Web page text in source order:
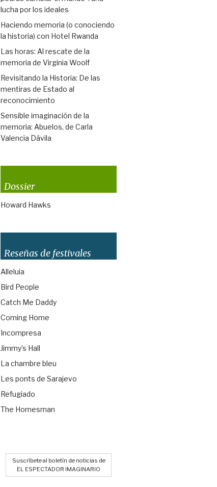
lucha por los ideales
Haciendo memoria (o conociendo
la historia) con Hotel Rwanda
Las horas: Al rescate de la
memoria de Virginia Woolf
Revisitando la Historia: De las
mentiras de Estado al
reconocimiento
Sensible imaginación de la
memoria: Abuelos, de Carla
Valencia Dávila
Dossier
Howard Hawks
Reseñas de festivales
Alleluia
Bird People
Catch Me Daddy
Coming Home
Incompresa
Jimmy’s Hall
La chambre bleu
Les ponts de Sarajevo
Refugiado
The Homesman
Suscríbete al boletín de noticias de
EL ESPECTADOR IMAGINARIO